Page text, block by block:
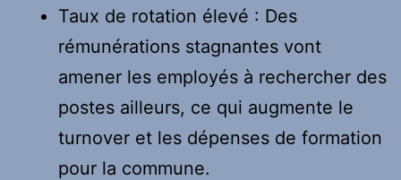
Taux de rotation élevé : Des
rémunérations stagnantes vont
amener les employés à rechercher des
postes ailleurs, ce qui augmente le
turnover et les dépenses de formation
pour la commune.